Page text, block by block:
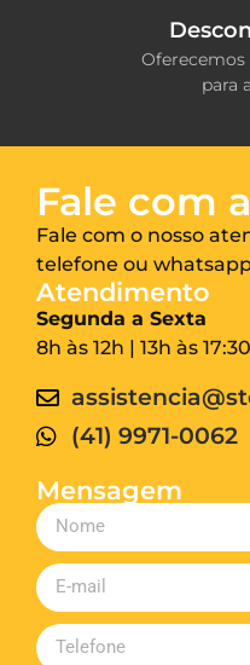
Oferecemos
para
Fale com
Fale com o nosso
telefone ou
Atendimento
Segunda a Sexta
8h às 12h | 13h às
(41) 9971-0062
Mensagem